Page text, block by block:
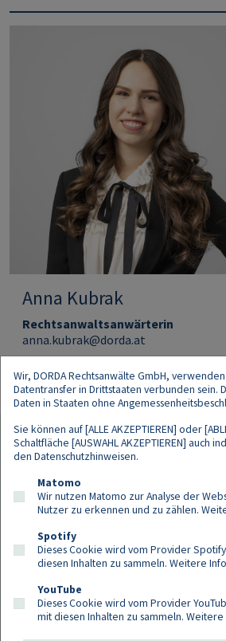
Anna Kubrak
Rechtsanwaltsanwärterin
anna.kubrak@dorda.at
Wir, DORDA Rechtsanwälte GmbH, verwenden
Datentransfer in Drittstaaten verbunden
Daten in Staaten ohne
Sie können auf [ALLE AKZEPTIEREN] oder
Schaltfläche [AUSWAHL AKZEPTIEREN]
den Datenschutzhinweisen.
Matomo
Wir nutzen Matomo zur Analyse der
Nutzer zu erkennen und zu zählen.
Spotify
Dieses Cookie wird vom Provider
diesen Inhalten zu sammeln. Weitere
YouTube
Dieses Cookie wird vom Provider
mit diesen Inhalten zu sammeln.